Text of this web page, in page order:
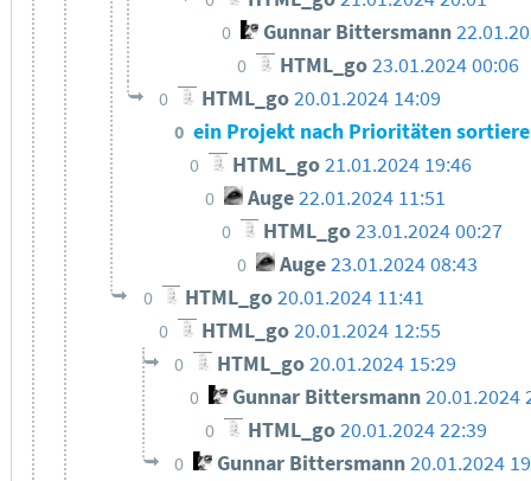
0 Gunnar Bittersmann
0 HTML_go 23.01.2024 00:06
0 HTML_go 20.01.2024 14:09
0 ein Projekt nach Prioritäten
0 HTML_go21.01.2024 19:46
0 Auge22.01.2024 11:51
0 HTML_go23.01.2024 00:27
0 Auge 23.01.2024 08:43
0 HTML_go20.01.2024 11:41
0 HTML_go 20.01.2024 12:55
0 HTML_go20.01.2024 15:29
0 Gunnar Bittersmann20.01.2024
0 HTML_go20.01.2024 22:39
0 Gunnar Bittersmann20.01.2024